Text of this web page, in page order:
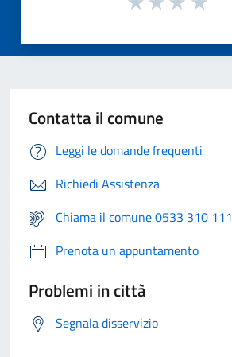
Contatta il comune
Leggi le domande frequenti
Richiedi Assistenza
Chiama il comune 0533 310 111
Prenota un appuntamento
Problemi in città
Segnala disservizio